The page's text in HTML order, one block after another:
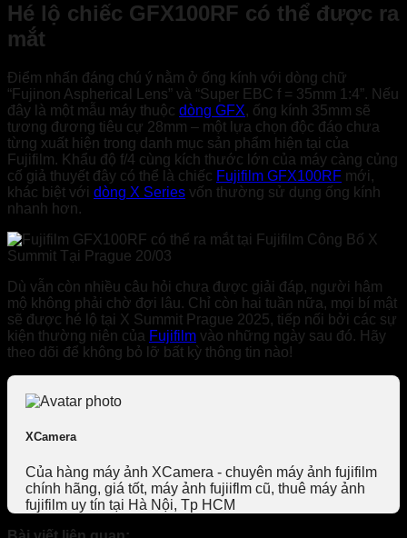
Hé lộ chiếc GFX100RF có thể được ra
mắt
Điểm nhấn đáng chú ý nằm ở ống kính với dòng chữ
“Fujinon Aspherical Lens” và “Super EBC f = 35mm 1:4”. Nếu
đây là một mẫu máy thuộc dòng GFX, ống kính 35mm sẽ
tương đương tiêu cự 28mm – một lựa chọn độc đáo chưa
từng xuất hiện trong danh mục sản phẩm hiện tại của
Fujifilm. Khẩu độ f/4 cùng kích thước lớn của máy càng củng
cố giả thuyết đây có thể là chiếc Fujifilm GFX100RF mới,
khác biệt với dòng X Series vốn thường sử dụng ống kính
nhanh hơn.
Dù vẫn còn nhiều câu hỏi chưa được giải đáp, người hâm
mộ không phải chờ đợi lâu. Chỉ còn hai tuần nữa, mọi bí mật
sẽ được hé lộ tại X Summit Prague 2025, tiếp nối bởi các sự
kiện thường niên của Fujifilm vào những ngày sau đó. Hãy
theo dõi để không bỏ lỡ bất kỳ thông tin nào!
XCamera
Của hàng máy ảnh XCamera - chuyên máy ảnh fujifilm
chính hãng, giá tốt, máy ảnh fujiiflm cũ, thuê máy ảnh
fujifilm uy tín tại Hà Nội, Tp HCM